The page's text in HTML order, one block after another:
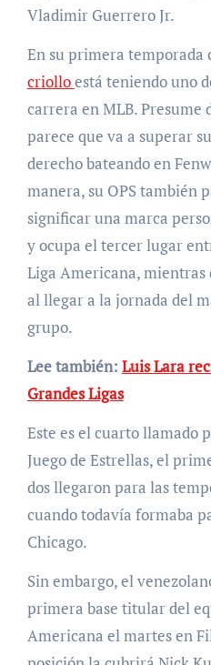
Vladimir Guerrero Jr.
En su primera temporada
criolloestá teniendo uno
carrera en MLB. Presume
parece que va a superar
derecho bateando en
manera, su OPS también
significar una marca
y ocupa el tercer lugar
Liga Americana, mientras
al llegar a la jornada del
grupo.
Lee también: Luis Lara
Grandes Ligas
Este es el cuarto llamado
Juego de Estrellas, el
dos llegaron para las
cuando todavía formaba
Chicago.
Sin embargo, el
primera base titular del
Americana el martes en